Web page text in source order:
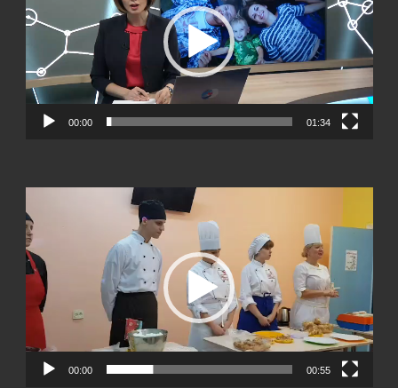
00:00 01:34
00:00 00:55